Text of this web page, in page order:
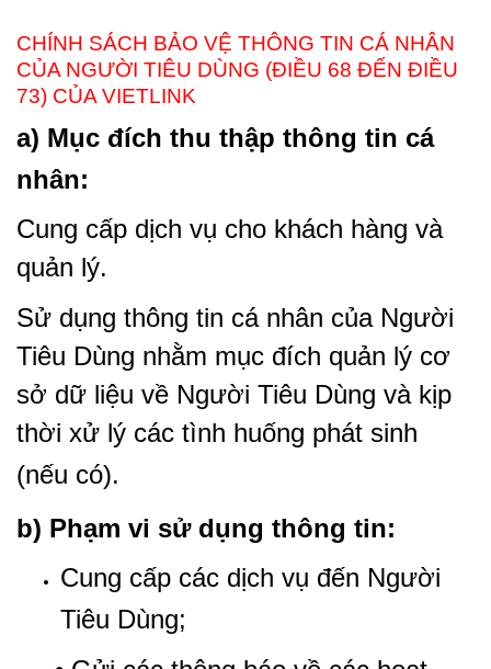
CHÍNH SÁCH BẢO VỆ THÔNG TIN CÁ NHÂN
CỦA NGƯỜI TIÊU DÙNG (ĐIỀU 68 ĐẾN ĐIỀU
73) CỦA VIETLINK
a) Mục đích thu thập thông tin cá
nhân:
Cung cấp dịch vụ cho khách hàng và
quản lý.
Sử dụng thông tin cá nhân của Người
Tiêu Dùng nhằm mục đích quản lý cơ
sở dữ liệu về Người Tiêu Dùng và kịp
thời xử lý các tình huống phát sinh
(nếu có).
b) Phạm vi sử dụng thông tin:
Cung cấp các dịch vụ đến Người
Tiêu Dùng;